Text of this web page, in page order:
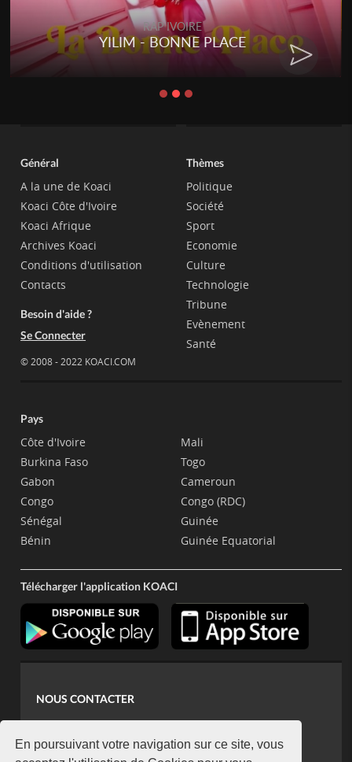
En poursuivant votre navigation sur ce site, vous
RAP IVOIRE
YILIM - BONNE PLACE
Général
A la une de Koaci
Koaci Côte d'Ivoire
Koaci Afrique
Archives Koaci
Conditions d'utilisation
Contacts
Besoin d'aide ?
Se Connecter
© 2008 - 2022 KOACI.COM
Thèmes
Politique
Société
Sport
Economie
Culture
Technologie
Tribune
Evènement
Santé
Pays
Côte d'Ivoire
Burkina Faso
Gabon
Congo
Sénégal
Bénin
Mali
Togo
Cameroun
Congo (RDC)
Guinée
Guinée Equatorial
Télécharger l'application KOACI
NOUS CONTACTER
koaci@yahoo.fr